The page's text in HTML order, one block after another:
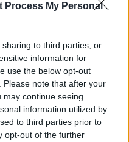
Process My Personal
to third parties, or
information for
use the below opt-out
note that after your
continue seeing
information utilized by
to third parties prior to
opt-out of the further
a friss hírekről a